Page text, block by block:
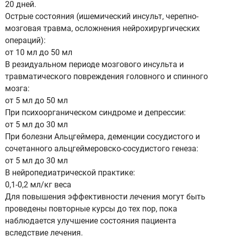
20 дней.
Острые состояния (ишемический инсульт, черепно-
мозговая травма, осложнения нейрохирургических
операций):
от 10 мл до 50 мл
В резидуальном периоде мозгового инсульта и
травматического повреждения головного и спинного
мозга:
от 5 мл до 50 мл
При психоорганическом синдроме и депрессии:
от 5 мл до 30 мл
При болезни Альцгеймера, деменции сосудистого и
сочетанного альцгеймеровско-сосудистого генеза:
от 5 мл до 30 мл
В нейропедиатрической практике:
0,1-0,2 мл/кг веса
Для повышения эффективности лечения могут быть
проведены повторные курсы до тех пор, пока
наблюдается улучшение состояния пациента
вследствие лечения.